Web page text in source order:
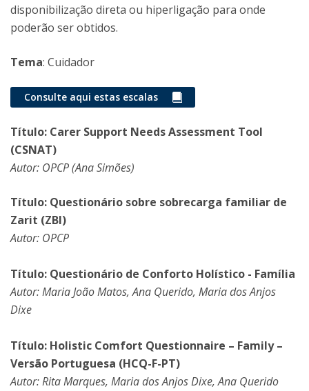
disponibilização direta ou hiperligação para onde
poderão ser obtidos.
Tema: Cuidador
Consulte aqui estas escalas
Título: Carer Support Needs Assessment Tool
(CSNAT)
Autor: OPCP (Ana Simões)
Título: Questionário sobre sobrecarga familiar de
Zarit (ZBI)
Autor: OPCP
Título: Questionário de Conforto Holístico - Família
Autor: Maria João Matos, Ana Querido, Maria dos Anjos
Dixe
Título: Holistic Comfort Questionnaire – Family –
Versão Portuguesa (HCQ-F-PT)
Autor: Rita Marques, Maria dos Anjos Dixe, Ana Querido